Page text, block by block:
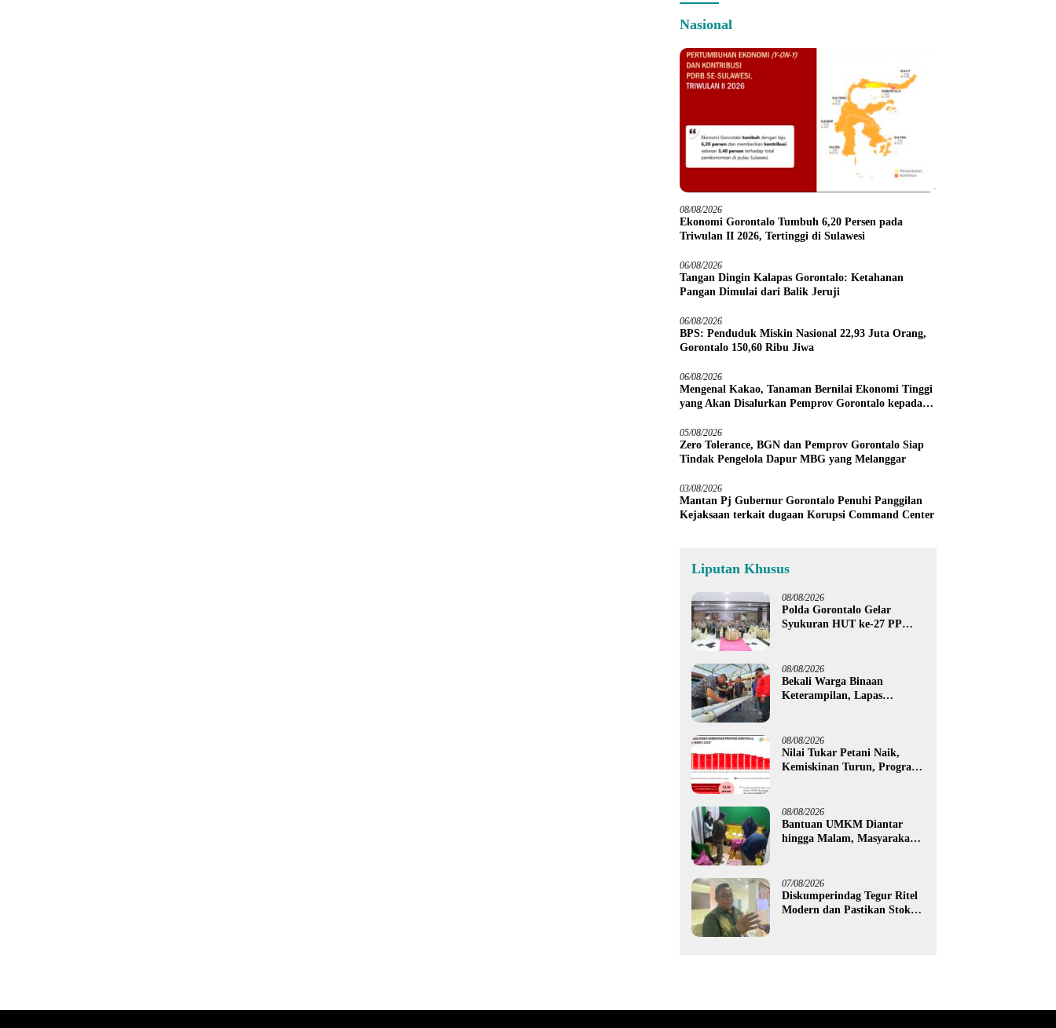
Nasional
08/08/2026
Ekonomi Gorontalo Tumbuh 6,20 Persen pada
Triwulan II 2026, Tertinggi di Sulawesi
06/08/2026
Tangan Dingin Kalapas Gorontalo: Ketahanan
Pangan Dimulai dari Balik Jeruji
06/08/2026
BPS: Penduduk Miskin Nasional 22,93 Juta Orang,
Gorontalo 150,60 Ribu Jiwa
06/08/2026
Mengenal Kakao, Tanaman Bernilai Ekonomi Tinggi
yang Akan Disalurkan Pemprov Gorontalo kepada
05/08/2026
Zero Tolerance, BGN dan Pemprov Gorontalo Siap
Tindak Pengelola Dapur MBG yang Melanggar
03/08/2026
Mantan Pj Gubernur Gorontalo Penuhi Panggilan
Kejaksaan terkait dugaan Korupsi Command Center
Liputan Khusus
08/08/2026
Polda Gorontalo Gelar
Syukuran HUT ke-27 PP
08/08/2026
Bekali Warga Binaan
Keterampilan, Lapas
08/08/2026
Nilai Tukar Petani Naik,
Kemiskinan Turun, Program
08/08/2026
Bantuan UMKM Diantar
hingga Malam, Masyarakat
07/08/2026
Diskumperindag Tegur Ritel
Modern dan Pastikan Stok